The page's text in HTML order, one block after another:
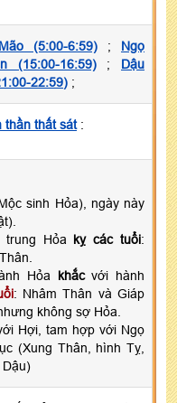
Mão (5:00-6:59); Ngọ
(15:00-16:59); Dậu
22:59) ;
thần thất sát:
sinh Hỏa), ngày này
Hỏa kỵ các tuổi:
Hỏa khắcvới hành
: Nhâm Thân và Giáp
không sợ Hỏa.
Hợi, tam hợp với Ngọ
(Xung Thân, hình Tỵ,
Dậu)